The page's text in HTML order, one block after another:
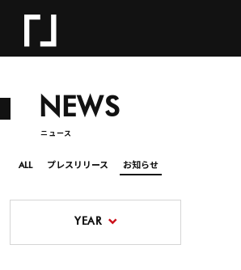
NEWS
ニュース
ALL プレスリリース お知らせ
YEAR